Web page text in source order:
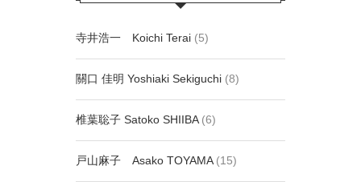
寺井浩一 Koichi Terai (5)
關口 佳明 Yoshiaki Sekiguchi (8)
椎葉聡子 Satoko SHIIBA (6)
戸山麻子 Asako TOYAMA (15)